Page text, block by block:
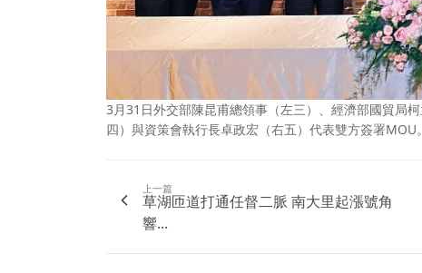
3月31日外交部陳昆甫總領事（左三）、經濟部國貿局
四）與資策會執行長卓政宏（右五）代表雙方簽署MOU。
上一篇
草湖匝道打通任督二脈 南大里起漲號角
響...